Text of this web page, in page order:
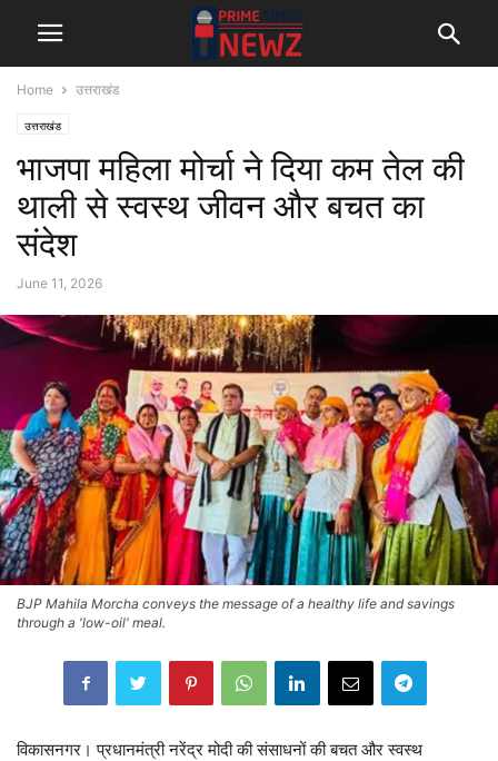
Home उत्तराखंड
उत्तराखंड
भाजपा महिला मोर्चा ने दिया कम तेल की
थाली से स्वस्थ जीवन और बचत का
संदेश
June 11, 2026
BJP Mahila Morcha conveys the message of a healthy life and savings
through a 'low-oil' meal.
विकासनगर। प्रधानमंत्री नरेंद्र मोदी की संसाधनों की बचत और स्वस्थ